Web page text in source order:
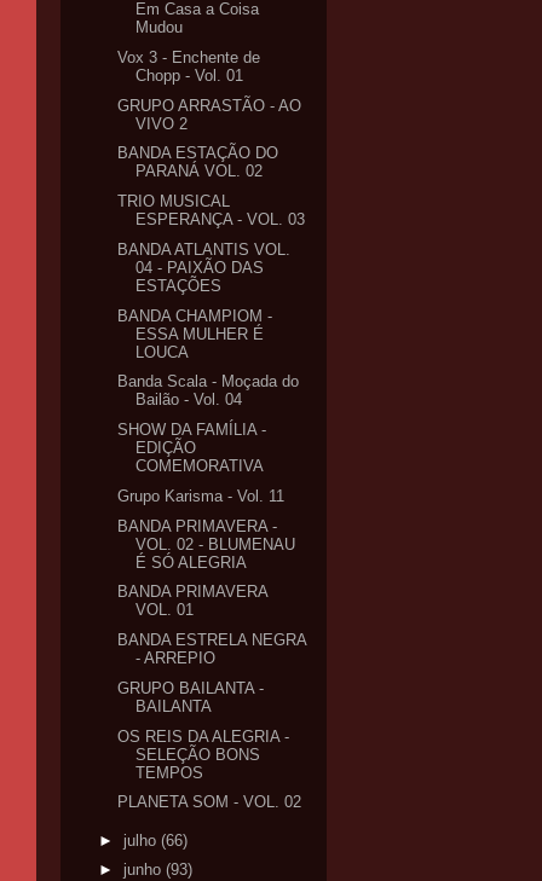
Em Casa a Coisa
Mudou
Vox 3 - Enchente de
Chopp - Vol. 01
GRUPO ARRASTÃO - AO
VIVO 2
BANDA ESTAÇÃO DO
PARANÁ VOL. 02
TRIO MUSICAL
ESPERANÇA - VOL. 03
BANDA ATLANTIS VOL.
04 - PAIXÃO DAS
ESTAÇÕES
BANDA CHAMPIOM -
ESSA MULHER É
LOUCA
Banda Scala - Moçada do
Bailão - Vol. 04
SHOW DA FAMÍLIA -
EDIÇÃO
COMEMORATIVA
Grupo Karisma - Vol. 11
BANDA PRIMAVERA -
VOL. 02 - BLUMENAU
É SÓ ALEGRIA
BANDA PRIMAVERA
VOL. 01
BANDA ESTRELA NEGRA
- ARREPIO
GRUPO BAILANTA -
BAILANTA
OS REIS DA ALEGRIA -
SELEÇÃO BONS
TEMPOS
PLANETA SOM - VOL. 02
► julho (66)
► junho (93)